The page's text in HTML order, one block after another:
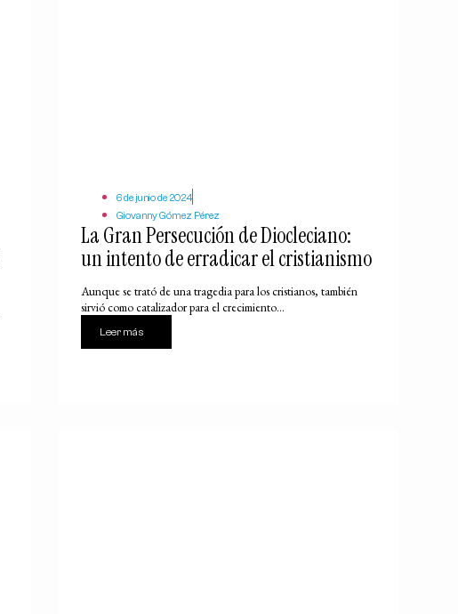
6 de junio de 2024
Giovanny Gómez Pérez
La Gran Persecución de Diocleciano:
un intento de erradicar el cristianismo
Aunque se trató de una tragedia para los cristianos, también
sirvió como catalizador para el crecimiento...
Leer más